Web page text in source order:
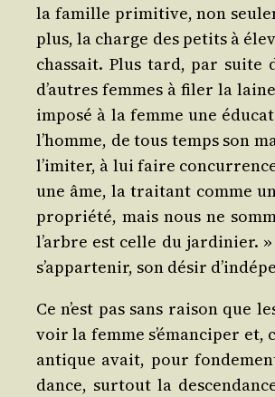
la famille pri­mi­tive, non
plus, la charge des petits à
chas­sait. Plus tard, par suite
d’autres femmes à filer la
impo­sé à la femme une
l’homme, de tous temps son
l’imiter, à lui faire
une âme, la trai­tant comme
pro­prié­té, mais nous ne
l’arbre est celle du jar­di­nier.
s’appartenir, son désir
Ce n’est pas sans rai­son
voir la femme s’émanciper
antique avait, pour
dance, sur­tout la